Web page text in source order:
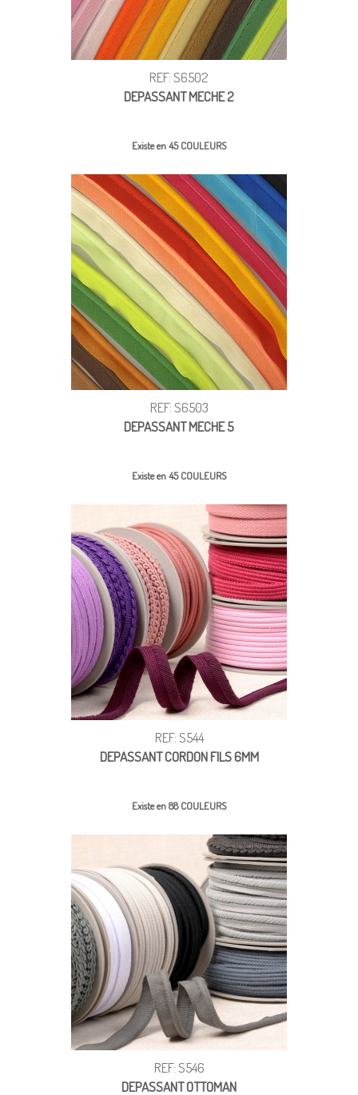
REF: S6502
DEPASSANT MECHE 2
Existe en 45 COULEURS
REF: S6503
DEPASSANT MECHE 5
Existe en 45 COULEURS
REF: S544
DEPASSANT CORDON FILS 6MM
Existe en 88 COULEURS
REF: S546
DEPASSANT OTTOMAN